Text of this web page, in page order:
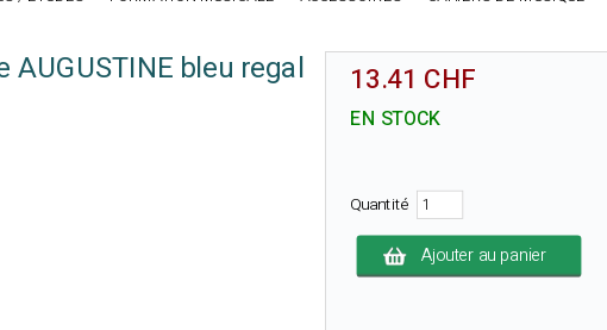
AUGUSTINE bleu regal 13.41 CHF
EN STOCK
Quantité
Ajouter au panier